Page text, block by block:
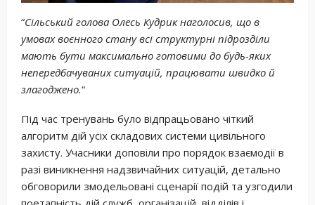
“Сільський голова Олесь Кудрик наголосив, що в
умовах воєнного стану всі структурні підрозділи
мають бути максимально готовими до будь-яких
непередбачуваних ситуацій, працювати швидко й
злагоджено.“
Під час тренувань було відпрацьовано чіткий
алгоритм дій усіх складових системи цивільного
захисту. Учасники доповіли про порядок взаємодії в
разі виникнення надзвичайних ситуацій, детально
обговорили змодельовані сценарії подій та узгодили